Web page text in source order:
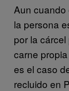
Aun
la persona
por la
carne
es el caso
recluido en